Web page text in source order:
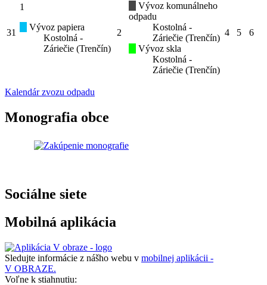
31
1
Vývoz papiera
Kostolná -
Záriečie (Trenčín)
2
Vývoz komunálneho
odpadu
Kostolná -
Záriečie (Trenčín)
Vývoz skla
Kostolná -
Záriečie (Trenčín)
4 5 6
Kalendár zvozu odpadu
Monografia obce
Sociálne siete
Mobilná aplikácia
Sledujte informácie z nášho webu v mobilnej aplikácii -
V OBRAZE.
Voľne k stiahnutiu: